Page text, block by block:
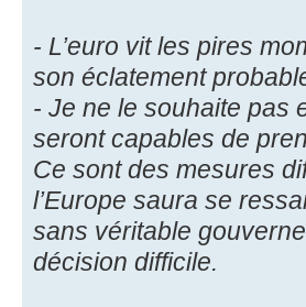
- L’euro vit les pires
son éclatement
- Je ne le souhaite pas
seront capables de
Ce sont des mesures
l’Europe saura se
sans véritable
décision difficile.